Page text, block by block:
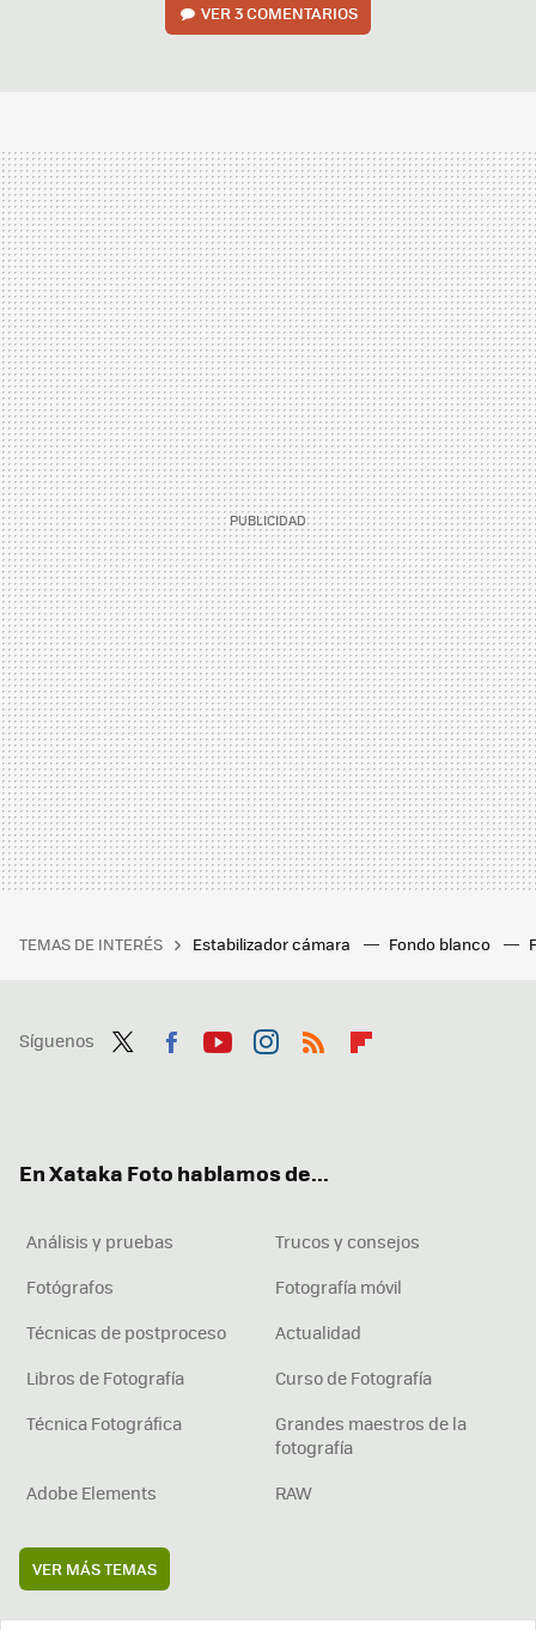
VER3 COMENTARIOS
TEMAS DE INTERÉS Estabilizador cámara Fondo blanco
Síguenos
En Xataka Foto hablamos de...
Análisis y pruebas
Trucos y consejos
Fotógrafos
Fotografía móvil
Técnicas de postproceso
Actualidad
Libros de Fotografía
Curso de Fotografía
Técnica Fotográfica
Grandes maestros de la
fotografía
Adobe Elements
RAW
VER MÁS TEMAS